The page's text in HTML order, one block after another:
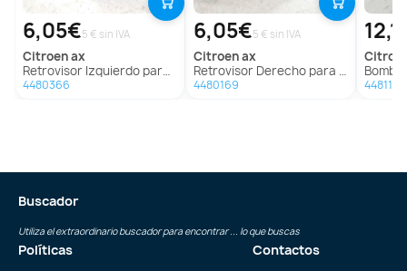
6,05€5 € sin IVA
citroenax
Retrovisor Izquierdo para Citroën Ax
4480366
6,05€5 € sin IVA
citroenax
Retrovisor Derecho para Citroën Ax
4480169
Bomba
4481178
Buscador
Utiliza el extraordinario buscador para encontrar ... lo que buscas
Políticas Contactos